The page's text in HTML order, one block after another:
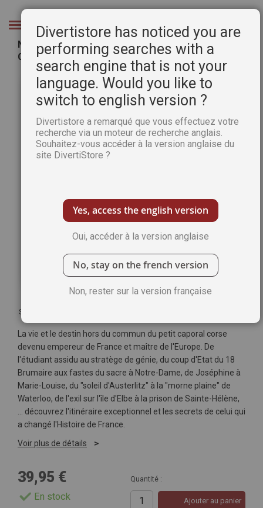
Chercher
Napoléon - Dans l'intimité d'un règne - Dimitri
Casali
Passer
galerie
d’images
Soyez le premier à commenter ce produit
La vie et le destin hors du commun du petit caporal corse
devenu empereur de France et maître de l'Europe. De
l'étudiant assidu au stratège de génie, du coup d'Etat du 18
Brumaire aux fastes du sacre à Notre-Dame, de Joséphine à
Marie-Louise, du "soleil d'Austerlitz" à la "morne plaine" de
Waterloo, de l'exil sur l'île d'Elbe à la prison de Sainte-Hélène,
... découvrez l'itinéraire exceptionnel et les secrets de celui qui
a changé l'Histoire de France.
Voir plus de détails
39,95 €
En stock
Quantité :
Ajouter au panier
Divertistore has noticed you are
performing searches with a
search engine that is not your
language. Would you like to
switch to english version ?
Divertistore a remarqué que vous effectuez votre
recherche via un moteur de recherche anglais.
Souhaitez-vous accéder à la version anglaise du
site DivertiStore ?
Yes, access the english version
Oui, accéder à la version anglaise
No, stay on the french version
Non, rester sur la version française